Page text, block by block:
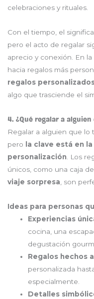
celebraciones y rituales.
Con el tiempo, el
pero el acto de regalar
aprecio y conexión. En
hacia regalos más
regalos
algo que trasciende el
4. ¿Qué regalar a
Regalar a alguien que lo
pero
la clave está en
personalización . Los
únicos, como una caja de
viaje sorpresa , son
Ideas para personas
Experiencias
cocina, una
degustación
Regalos hechos
personalizada
especialmente.
Detalles